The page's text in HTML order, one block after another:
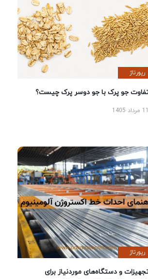
رپورتاژ
جو پرک با جو دوسر پرک چیست؟
رپورتاژ
و دستگاه‌های موردنیاز برای